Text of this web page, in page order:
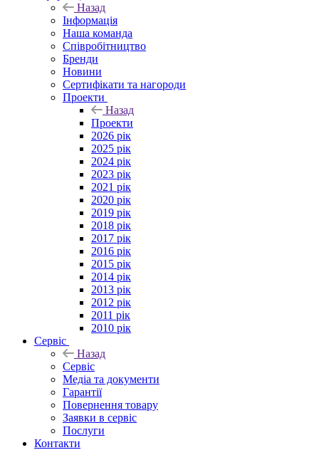
Назад
Інформація
Наша команда
Співробітництво
Бренди
Новини
Сертифікати та нагороди
Проекти
Назад
Проекти
2026 рік
2025 рік
2024 рік
2023 рік
2021 рік
2020 рік
2019 рік
2018 рік
2017 рік
2016 рік
2015 рік
2014 рік
2013 рік
2012 рік
2011 рік
2010 рік
Сервіс
Назад
Сервіс
Медіа та документи
Гарантії
Повернення товару
Заявки в сервіс
Послуги
Контакти